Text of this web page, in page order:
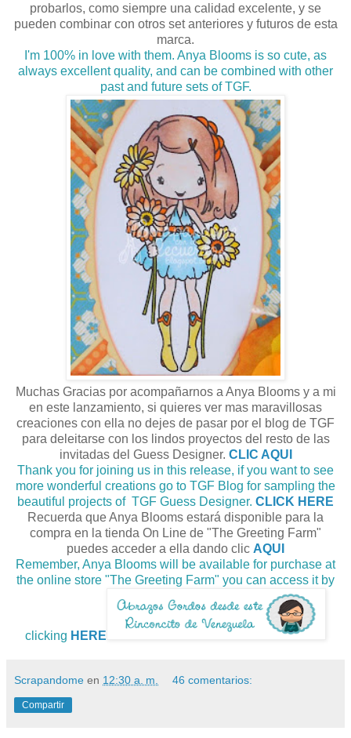
probarlos, como siempre una calidad excelente, y se
pueden combinar con otros set anteriores y futuros de esta
marca.
I'm 100% in love with them. Anya Blooms is so cute, as
always excellent quality, and can be combined with other
past and future sets of TGF.
Muchas Gracias por acompañarnos a Anya Blooms y a mi
en este lanzamiento, si quieres ver mas maravillosas
creaciones con ella no dejes de pasar por el blog de TGF
para deleitarse con los lindos proyectos del resto de las
invitadas del Guess Designer. CLIC AQUI
Thank you for joining us in this release, if you want to see
more wonderful creations go to TGF Blog for sampling the
beautiful projects of TGF Guess Designer. CLICK HERE
Recuerda que Anya Blooms estará disponible para la
compra en la tienda On Line de "The Greeting Farm"
puedes acceder a ella dando clic AQUI
Remember, Anya Blooms will be available for purchase at
the online store "The Greeting Farm" you can access it by
clicking HERE
Scrapandome en 12:30 a. m. 46 comentarios:
Compartir